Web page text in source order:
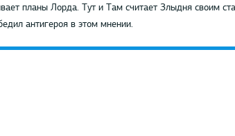
планы Лорда. Тут и Там считает Злыдня своим
антигероя в этом мнении.